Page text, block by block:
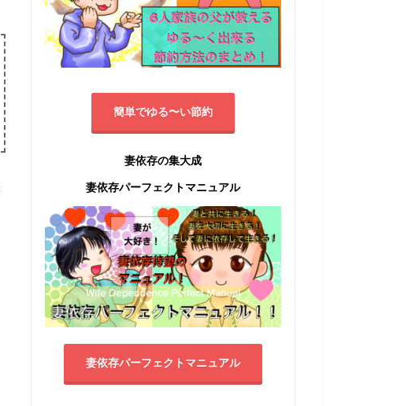
簡単でゆる〜い節約
妻依存の集大成
妻依存パーフェクトマニュアル
妻依存パーフェクトマニュアル